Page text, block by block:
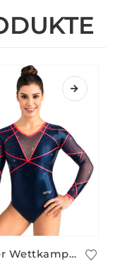
Blauer Wettkampfanzug VALERIE/2 mit Neon